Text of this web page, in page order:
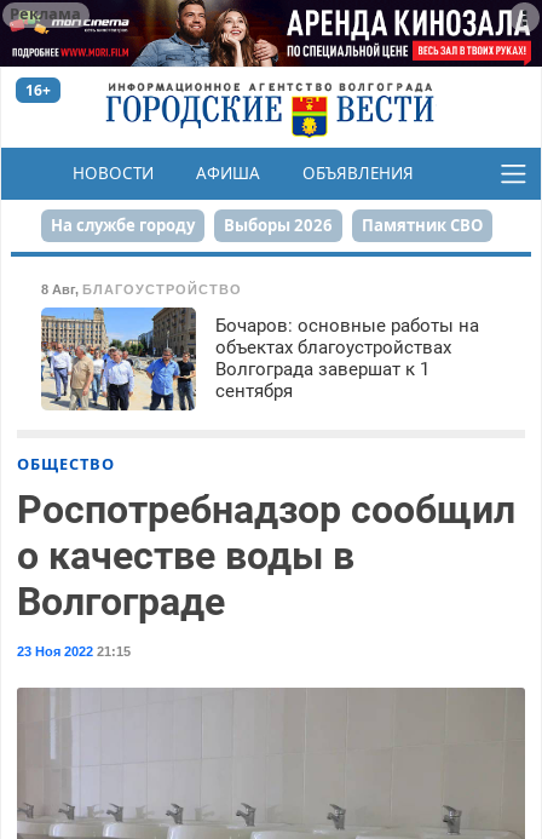
Реклама
16+
НОВОСТИ АФИША ОБЪЯВЛЕНИЯ
КОНКУРСЫ
На службе городу Выборы 2026 Памятник СВО
Сталинград в сердце
Набережная День Победы Реконструкция ЦПКиО
80-летие Победы Парк Героев-летчиков
8 Авг, БЛАГОУСТРОЙСТВО
Бочаров: основные работы на
объектах благоустройствах
Волгограда завершат к 1
сентября
ОБЩЕСТВО
Роспотребнадзор сообщил
о качестве воды в
Волгограде
23 Ноя 202221:15